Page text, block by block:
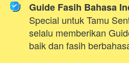
Guide Fasih Bahasa
Special untuk Tamu
selalu memberikan
baik dan fasih